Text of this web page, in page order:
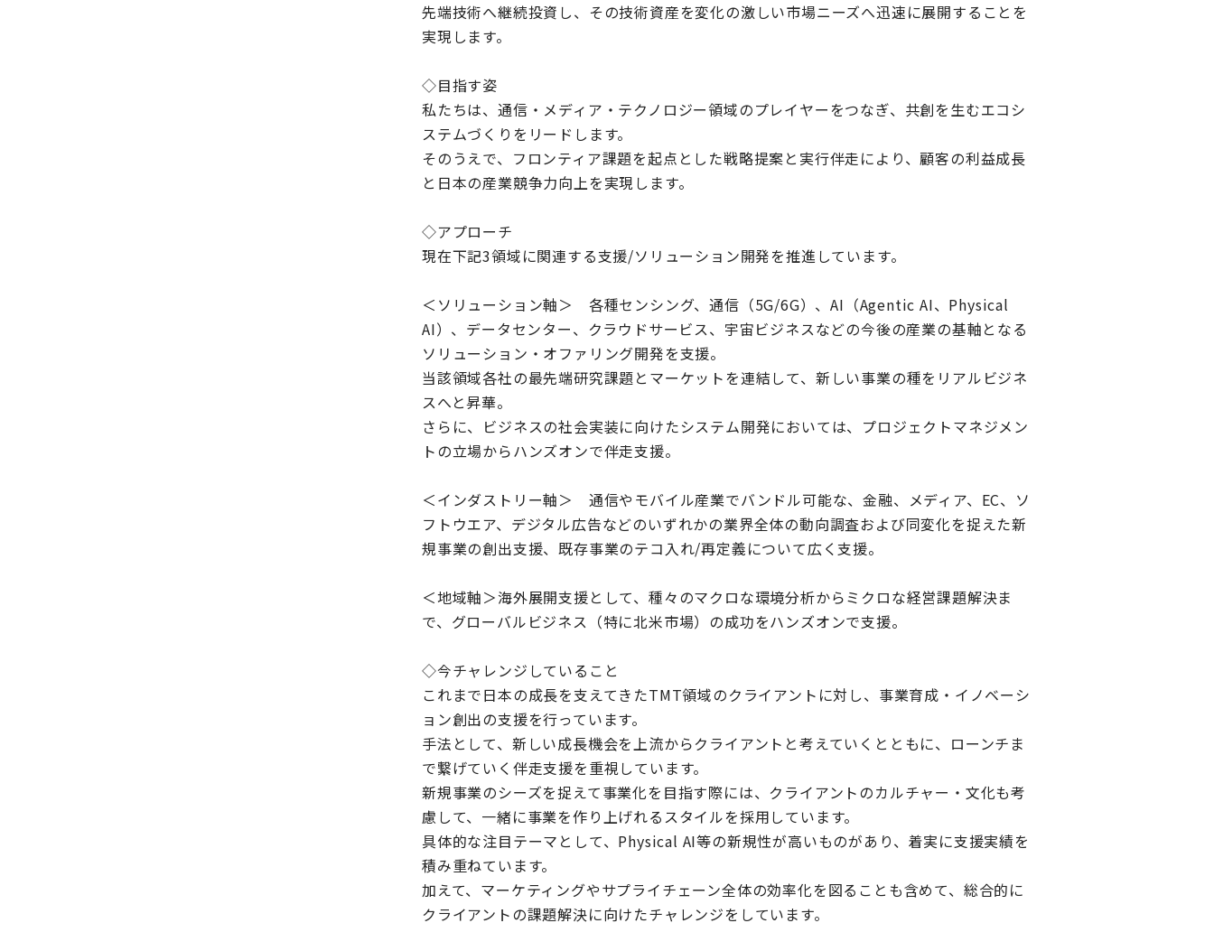
先端技術へ継続投資し、その技術資産を変化の激しい市場ニーズへ迅速に展開することを
実現します。
◇目指す姿
私たちは、通信・メディア・テクノロジー領域のプレイヤーをつなぎ、共創を生むエコシ
ステムづくりをリードします。
そのうえで、フロンティア課題を起点とした戦略提案と実行伴走により、顧客の利益成長
と日本の産業競争力向上を実現します。
◇アプローチ
現在下記3領域に関連する支援/ソリューション開発を推進しています。
＜ソリューション軸＞ 各種センシング、通信（5G/6G）、AI（Agentic AI、Physical
AI）、データセンター、クラウドサービス、宇宙ビジネスなどの今後の産業の基軸となる
ソリューション・オファリング開発を支援。
当該領域各社の最先端研究課題とマーケットを連結して、新しい事業の種をリアルビジネ
スへと昇華。
さらに、ビジネスの社会実装に向けたシステム開発においては、プロジェクトマネジメン
トの立場からハンズオンで伴走支援。
＜インダストリー軸＞ 通信やモバイル産業でバンドル可能な、金融、メディア、EC、ソ
フトウエア、デジタル広告などのいずれかの業界全体の動向調査および同変化を捉えた新
規事業の創出支援、既存事業のテコ入れ/再定義について広く支援。
＜地域軸＞海外展開支援として、種々のマクロな環境分析からミクロな経営課題解決ま
で、グローバルビジネス（特に北米市場）の成功をハンズオンで支援。
◇今チャレンジしていること
これまで日本の成長を支えてきたTMT領域のクライアントに対し、事業育成・イノベーシ
ョン創出の支援を行っています。
手法として、新しい成長機会を上流からクライアントと考えていくとともに、ローンチま
で繋げていく伴走支援を重視しています。
新規事業のシーズを捉えて事業化を目指す際には、クライアントのカルチャー・文化も考
慮して、一緒に事業を作り上げれるスタイルを採用しています。
具体的な注目テーマとして、Physical AI等の新規性が高いものがあり、着実に支援実績を
積み重ねています。
加えて、マーケティングやサプライチェーン全体の効率化を図ることも含めて、総合的に
クライアントの課題解決に向けたチャレンジをしています。